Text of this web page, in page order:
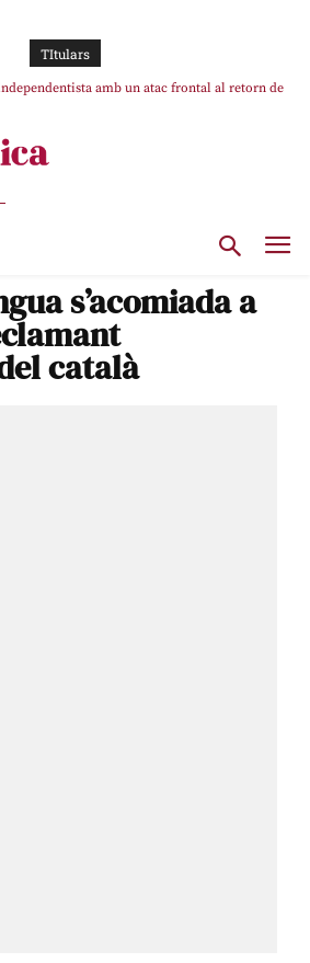
TItulars
amb un atac frontal al retorn de
s’acomiada a
català